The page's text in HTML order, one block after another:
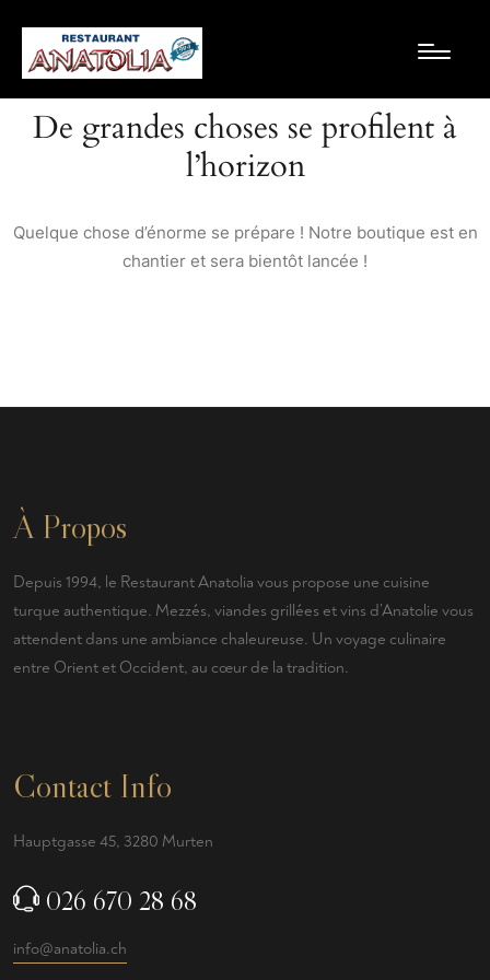
De grandes choses se profilent à
l’horizon
Quelque chose d’énorme se prépare ! Notre boutique est en
chantier et sera bientôt lancée !
À Propos
Depuis 1994, le Restaurant Anatolia vous propose une cuisine
turque authentique. Mezzés, viandes grillées et vins d’Anatolie vous
attendent dans une ambiance chaleureuse. Un voyage culinaire
entre Orient et Occident, au cœur de la tradition.
Contact Info
Hauptgasse 45, 3280 Murten
026 670 28 68
info@anatolia.ch